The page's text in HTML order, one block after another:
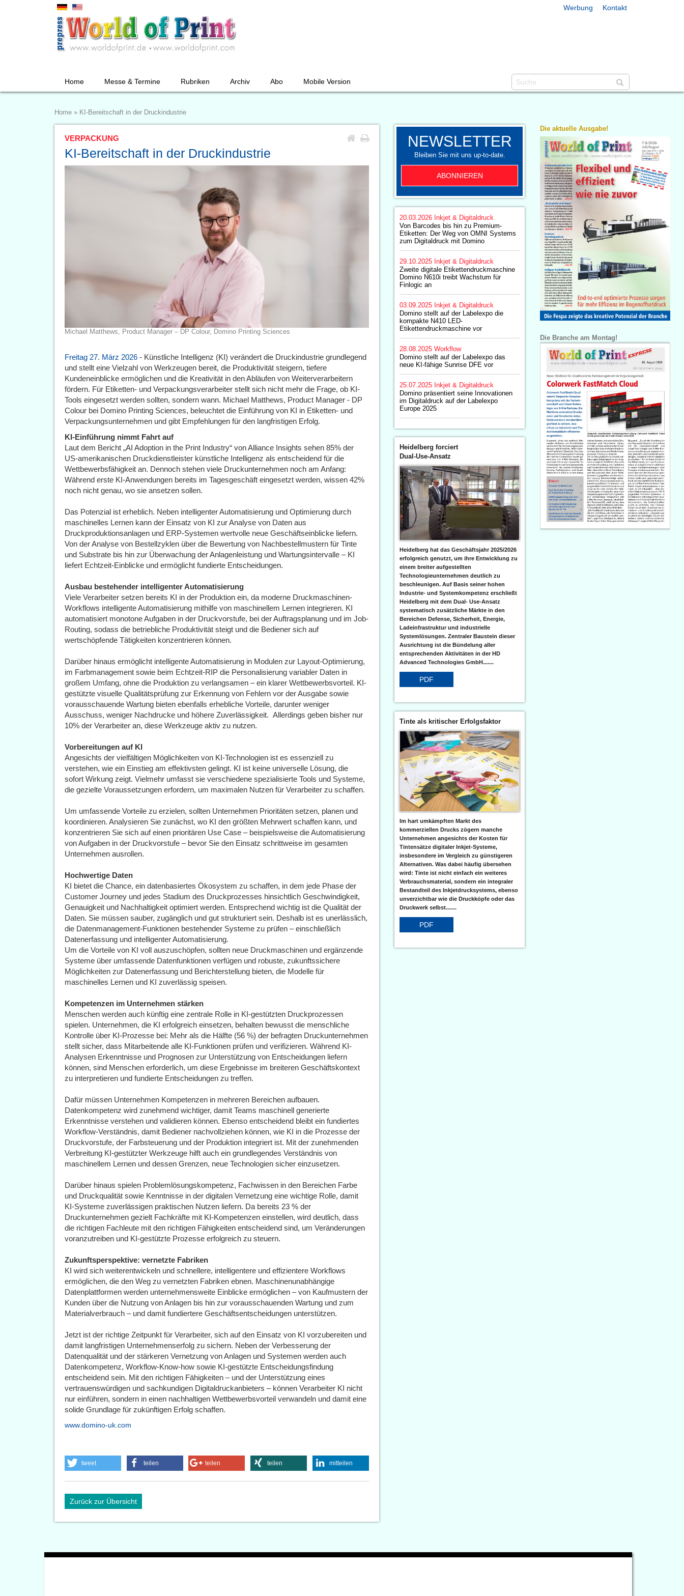
Werbung Kontakt
Home Messe & Termine Rubriken Archiv Abo Mobile Version
Home » KI-Bereitschaft in der Druckindustrie
VERPACKUNG
KI-Bereitschaft in der Druckindustrie
Michael Matthews, Product Manager – DP Colour, Domino Printing Sciences
Freitag 27. März 2026 - Künstliche Intelligenz (KI) verändert die Druckindustrie grundlegend
und stellt eine Vielzahl von Werkzeugen bereit, die Produktivität steigern, tiefere
Kundeneinblicke ermöglichen und die Kreativität in den Abläufen von Weiterverarbeitern
fördern. Für Etiketten- und Verpackungsverarbeiter stellt sich nicht mehr die Frage, ob KI-
Tools eingesetzt werden sollten, sondern wann. Michael Matthews, Product Manager - DP
Colour bei Domino Printing Sciences, beleuchtet die Einführung von KI in Etiketten- und
Verpackungsunternehmen und gibt Empfehlungen für den langfristigen Erfolg.
KI-Einführung nimmt Fahrt auf
Laut dem Bericht „AI Adoption in the Print Industry“ von Alliance Insights sehen 85% der
US-amerikanischen Druckdienstleister künstliche Intelligenz als entscheidend für die
Wettbewerbsfähigkeit an. Dennoch stehen viele Druckunternehmen noch am Anfang:
Während erste KI-Anwendungen bereits im Tagesgeschäft eingesetzt werden, wissen 42%
noch nicht genau, wo sie ansetzen sollen.
Das Potenzial ist erheblich. Neben intelligenter Automatisierung und Optimierung durch
maschinelles Lernen kann der Einsatz von KI zur Analyse von Daten aus
Druckproduktionsanlagen und ERP-Systemen wertvolle neue Geschäftseinblicke liefern.
Von der Analyse von Bestellzyklen über die Bewertung von Nachbestellmustern für Tinte
und Substrate bis hin zur Überwachung der Anlagenleistung und Wartungsintervalle – KI
liefert Echtzeit-Einblicke und ermöglicht fundierte Entscheidungen.
Ausbau bestehender intelligenter Automatisierung
Viele Verarbeiter setzen bereits KI in der Produktion ein, da moderne Druckmaschinen-
Workflows intelligente Automatisierung mithilfe von maschinellem Lernen integrieren. KI
automatisiert monotone Aufgaben in der Druckvorstufe, bei der Auftragsplanung und im Job-
Routing, sodass die betriebliche Produktivität steigt und die Bediener sich auf
wertschöpfende Tätigkeiten konzentrieren können.
Darüber hinaus ermöglicht intelligente Automatisierung in Modulen zur Layout-Optimierung,
im Farbmanagement sowie beim Echtzeit-RIP die Personalisierung variabler Daten in
großem Umfang, ohne die Produktion zu verlangsamen – ein klarer Wettbewerbsvorteil. KI-
gestützte visuelle Qualitätsprüfung zur Erkennung von Fehlern vor der Ausgabe sowie
vorausschauende Wartung bieten ebenfalls erhebliche Vorteile, darunter weniger
Ausschuss, weniger Nachdrucke und höhere Zuverlässigkeit. Allerdings geben bisher nur
10% der Verarbeiter an, diese Werkzeuge aktiv zu nutzen.
Vorbereitungen auf KI
Angesichts der vielfältigen Möglichkeiten von KI-Technologien ist es essenziell zu
verstehen, wie ein Einstieg am effektivsten gelingt. KI ist keine universelle Lösung, die
sofort Wirkung zeigt. Vielmehr umfasst sie verschiedene spezialisierte Tools und Systeme,
die gezielte Voraussetzungen erfordern, um maximalen Nutzen für Verarbeiter zu schaffen.
Um umfassende Vorteile zu erzielen, sollten Unternehmen Prioritäten setzen, planen und
koordinieren. Analysieren Sie zunächst, wo KI den größten Mehrwert schaffen kann, und
konzentrieren Sie sich auf einen prioritären Use Case – beispielsweise die Automatisierung
von Aufgaben in der Druckvorstufe – bevor Sie den Einsatz schrittweise im gesamten
Unternehmen ausrollen.
Hochwertige Daten
KI bietet die Chance, ein datenbasiertes Ökosystem zu schaffen, in dem jede Phase der
Customer Journey und jedes Stadium des Druckprozesses hinsichtlich Geschwindigkeit,
Genauigkeit und Nachhaltigkeit optimiert werden. Entsprechend wichtig ist die Qualität der
Daten. Sie müssen sauber, zugänglich und gut strukturiert sein. Deshalb ist es unerlässlich,
die Datenmanagement-Funktionen bestehender Systeme zu prüfen – einschließlich
Datenerfassung und intelligenter Automatisierung.
Um die Vorteile von KI voll auszuschöpfen, sollten neue Druckmaschinen und ergänzende
Systeme über umfassende Datenfunktionen verfügen und robuste, zukunftssichere
Möglichkeiten zur Datenerfassung und Berichterstellung bieten, die Modelle für
maschinelles Lernen und KI zuverlässig speisen.
Kompetenzen im Unternehmen stärken
Menschen werden auch künftig eine zentrale Rolle in KI-gestützten Druckprozessen
spielen. Unternehmen, die KI erfolgreich einsetzen, behalten bewusst die menschliche
Kontrolle über KI-Prozesse bei: Mehr als die Hälfte (56 %) der befragten Druckunternehmen
stellt sicher, dass Mitarbeitende alle KI-Funktionen prüfen und verifizieren. Während KI-
Analysen Erkenntnisse und Prognosen zur Unterstützung von Entscheidungen liefern
können, sind Menschen erforderlich, um diese Ergebnisse im breiteren Geschäftskontext
zu interpretieren und fundierte Entscheidungen zu treffen.
Dafür müssen Unternehmen Kompetenzen in mehreren Bereichen aufbauen.
Datenkompetenz wird zunehmend wichtiger, damit Teams maschinell generierte
Erkenntnisse verstehen und validieren können. Ebenso entscheidend bleibt ein fundiertes
Workflow-Verständnis, damit Bediener nachvollziehen können, wie KI in die Prozesse der
Druckvorstufe, der Farbsteuerung und der Produktion integriert ist. Mit der zunehmenden
Verbreitung KI-gestützter Werkzeuge hilft auch ein grundlegendes Verständnis von
maschinellem Lernen und dessen Grenzen, neue Technologien sicher einzusetzen.
Darüber hinaus spielen Problemlösungskompetenz, Fachwissen in den Bereichen Farbe
und Druckqualität sowie Kenntnisse in der digitalen Vernetzung eine wichtige Rolle, damit
KI-Systeme zuverlässigen praktischen Nutzen liefern. Da bereits 23 % der
Druckunternehmen gezielt Fachkräfte mit KI-Kompetenzen einstellen, wird deutlich, dass
die richtigen Fachleute mit den richtigen Fähigkeiten entscheidend sind, um Veränderungen
voranzutreiben und KI-gestützte Prozesse erfolgreich zu steuern.
Zukunftsperspektive: vernetzte Fabriken
KI wird sich weiterentwickeln und schnellere, intelligentere und effizientere Workflows
ermöglichen, die den Weg zu vernetzten Fabriken ebnen. Maschinenunabhängige
Datenplattformen werden unternehmensweite Einblicke ermöglichen – von Kaufmustern der
Kunden über die Nutzung von Anlagen bis hin zur vorausschauenden Wartung und zum
Materialverbrauch – und damit fundiertere Geschäftsentscheidungen unterstützen.
Jetzt ist der richtige Zeitpunkt für Verarbeiter, sich auf den Einsatz von KI vorzubereiten und
damit langfristigen Unternehmenserfolg zu sichern. Neben der Verbesserung der
Datenqualität und der stärkeren Vernetzung von Anlagen und Systemen werden auch
Datenkompetenz, Workflow-Know-how sowie KI-gestützte Entscheidungsfindung
entscheidend sein. Mit den richtigen Fähigkeiten – und der Unterstützung eines
vertrauenswürdigen und sachkundigen Digitaldruckanbieters – können Verarbeiter KI nicht
nur einführen, sondern in einen nachhaltigen Wettbewerbsvorteil verwandeln und damit eine
solide Grundlage für zukünftigen Erfolg schaffen.
www.domino-uk.com
tweet teilen teilen teilen mitteilen
Zurück zur Übersicht
NEWSLETTER
Bleiben Sie mit uns up-to-date.
ABONNIEREN
20.03.2026 Inkjet & Digitaldruck
Von Barcodes bis hin zu Premium-
Etiketten: Der Weg von OMNI Systems
zum Digitaldruck mit Domino
29.10.2025 Inkjet & Digitaldruck
Zweite digitale Etikettendruckmaschine
Domino N610i treibt Wachstum für
Finlogic an
03.09.2025 Inkjet & Digitaldruck
Domino stellt auf der Labelexpo die
kompakte N410 LED-
Etikettendruckmaschine vor
28.08.2025 Workflow
Domino stellt auf der Labelexpo das
neue KI-fähige Sunrise DFE vor
25.07.2025 Inkjet & Digitaldruck
Domino präsentiert seine Innovationen
im Digitaldruck auf der Labelexpo
Europe 2025
Heidelberg forciert
Dual-Use-Ansatz
Heidelberg hat das Geschäftsjahr 2025/2026
erfolgreich genutzt, um ihre Entwicklung zu
einem breiter aufgestellten
Technologieunternehmen deutlich zu
beschleunigen. Auf Basis seiner hohen
Industrie- und Systemkompetenz erschließt
Heidelberg mit dem Dual- Use-Ansatz
systematisch zusätzliche Märkte in den
Bereichen Defense, Sicherheit, Energie,
Ladeinfrastruktur und industrielle
Systemlösungen. Zentraler Baustein dieser
Ausrichtung ist die Bündelung aller
entsprechenden Aktivitäten in der HD
Advanced Technologies GmbH.......
PDF
Tinte als kritischer Erfolgsfaktor
Im hart umkämpften Markt des
kommerziellen Drucks zögern manche
Unternehmen angesichts der Kosten für
Tintensätze digitaler Inkjet-Systeme,
insbesondere im Vergleich zu günstigeren
Alternativen. Was dabei häufig übersehen
wird: Tinte ist nicht einfach ein weiteres
Verbrauchsmaterial, sondern ein integraler
Bestandteil des Inkjetdrucksystems, ebenso
unverzichtbar wie die Druckköpfe oder das
Druckwerk selbst.......
PDF
Die aktuelle Ausgabe!
Die Branche am Montag!